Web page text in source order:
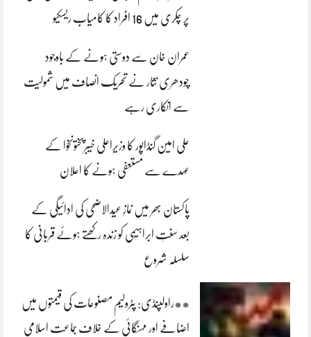
پر چکری میں 16 افراد کا کامیاب ریسکیو
عمران خان سے دوستی ہونے کے باوجود
چودھری نثار نے تحریک انصاف میں شمولیت
سے انکاری رہے
علی امین گنڈاپور کا وزیراعلیٰ خیبرپختونخوا کے
عہدے سے مستعفی ہونے کا اعلان
پاکستان بھر میں نمازِ عیدالاضحی کی ادائیگی کے
بعد سنتِ ابراہیمی کو زندہ رکھتے ہوئے قربانی کا
سلسلہ شروع
**راولپنڈی: پٹرولیم مصنوعات کی قیمتوں میں
اضافے اور مہنگائی کے خلاف جماعت اسلامی